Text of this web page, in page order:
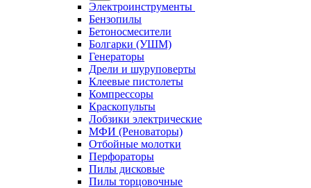
Электроинструменты
Бензопилы
Бетоносмесители
Болгарки (УШМ)
Генераторы
Дрели и шуруповерты
Клеевые пистолеты
Компрессоры
Краскопульты
Лобзики электрические
МФИ (Реноваторы)
Отбойные молотки
Перфораторы
Пилы дисковые
Пилы торцовочные